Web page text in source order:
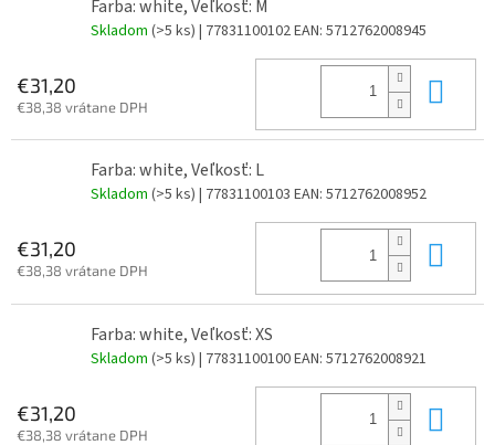
Farba: white, Veľkosť: M
Skladom (>5 ks) | 77831100102EAN: 5712762008945
€31,20
€38,38 vrátane DPH
Farba: white, Veľkosť: L
Skladom (>5 ks) | 77831100103 EAN: 5712762008952
€31,20
€38,38 vrátane DPH
Farba: white, Veľkosť: XS
Skladom (>5 ks) | 77831100100EAN: 5712762008921
€31,20
€38,38 vrátane DPH